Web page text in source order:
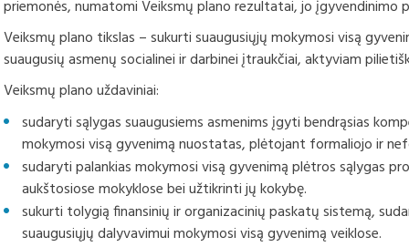
Biudžeto vykdymo ataskaitų
rinkiniai
Finansinių ataskaitų rinkiniai
Paskatinimai ir
apdovanojimai
Darbo užmokestis
Konkursai
Vadovų darbotvarkės
Kontaktai
komitetai
Korupcijos prevencija
Nuorodos
Interneto svetainės atitikties
priemonės, numatomi Veiksmų plano rezultatai, jo įgyvendinimo
Veiksmų plano tikslas – sukurti suaugusiųjų mokymosi visą
suaugusių asmenų socialinei ir darbinei įtraukčiai, aktyviam
Veiksmų plano uždaviniai:
sudaryti sąlygas suaugusiems asmenims įgyti bendrąsias
mokymosi visą gyvenimą nuostatas, plėtojant formaliojo ir
sudaryti palankias mokymosi visą gyvenimą plėtros sąlygas
aukštosiose mokyklose bei užtikrinti jų kokybę.
sukurti tolygią finansinių ir organizacinių paskatų sistemą,
suaugusiųjų dalyvavimui mokymosi visą gyvenimą veiklose.